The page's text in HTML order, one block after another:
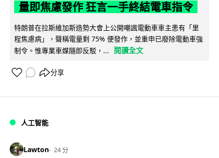
量即焦慮發作 狂言一手終結電車指令
特朗普在拉斯維加斯造勢大會上公開嘲諷電動車車主患有「里
程焦慮病」，聲稱電量剩 75% 便發作，並重申已廢除電動車強
制令。惟專業車媒隨即反駁，...
閱讀全文
分享
人工智能
Lawton 24 分